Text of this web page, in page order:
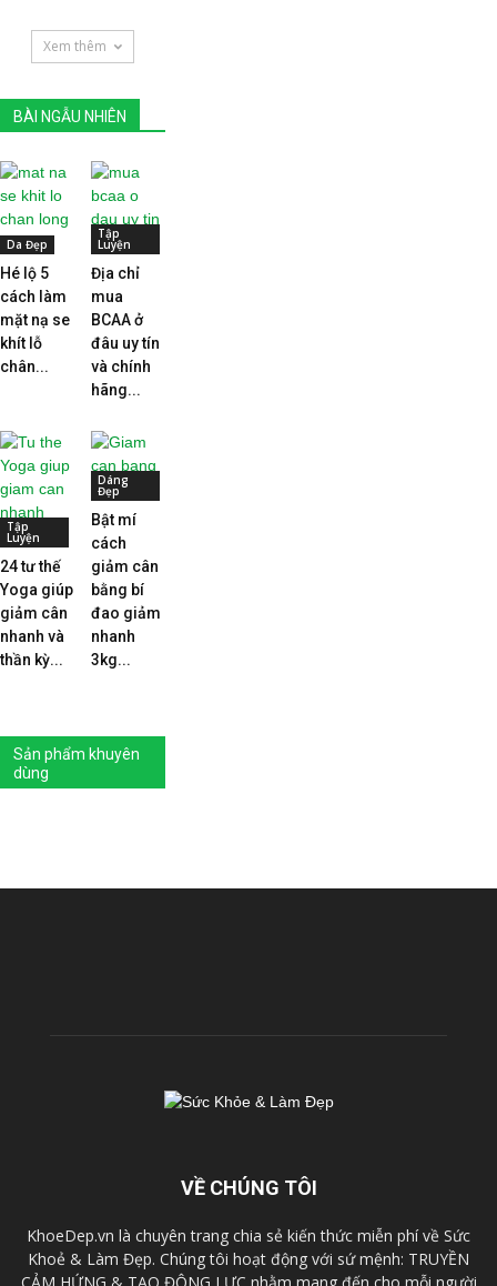
Xem thêm
BÀI NGẪU NHIÊN
Da Đẹp
Hé lộ 5
cách làm
mặt nạ se
khít lỗ
chân...
Tập
Luyện
Địa chỉ
mua
BCAA ở
đâu uy tín
và chính
hãng...
Tập
Luyện
24 tư thế
Yoga giúp
giảm cân
nhanh và
thần kỳ...
Dáng
Đẹp
Bật mí
cách
giảm cân
bằng bí
đao giảm
nhanh
3kg...
Sản phẩm khuyên
dùng
VỀ CHÚNG TÔI
KhoeDep.vn là chuyên trang chia sẻ kiến thức miễn phí về Sức
Khoẻ & Làm Đẹp. Chúng tôi hoạt động với sứ mệnh: TRUYỀN